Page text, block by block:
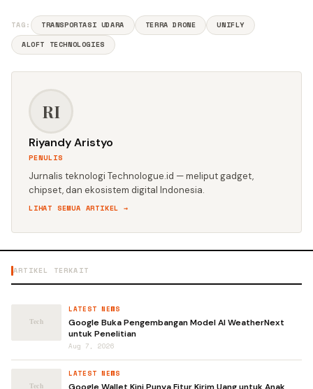
TAG: TRANSPORTASI UDARA TERRA DRONE
UNIFLY
ALOFT TECHNOLOGIES
RI
Riyandy Aristyo
PENULIS
Jurnalis teknologi Technologue.id — meliput gadget,
chipset, dan ekosistem digital Indonesia.
LIHAT SEMUA ARTIKEL →
ARTIKEL TERKAIT
LATEST NEWS
Google Buka Pengembangan Model AI WeatherNext
untuk Penelitian
Aug 7, 2026
LATEST NEWS